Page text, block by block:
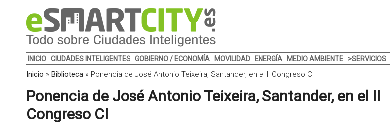
INICIO CIUDADES INTELIGENTES GOBIERNO / ECONOMÍA MOVILIDAD ENERGÍA MEDIO AMBIENTE >SERVICIOS
Inicio » Biblioteca» Ponencia de José Antonio Teixeira, Santander, en el II Congreso CI
Ponencia de José Antonio Teixeira, Santander, en el II
Congreso CI